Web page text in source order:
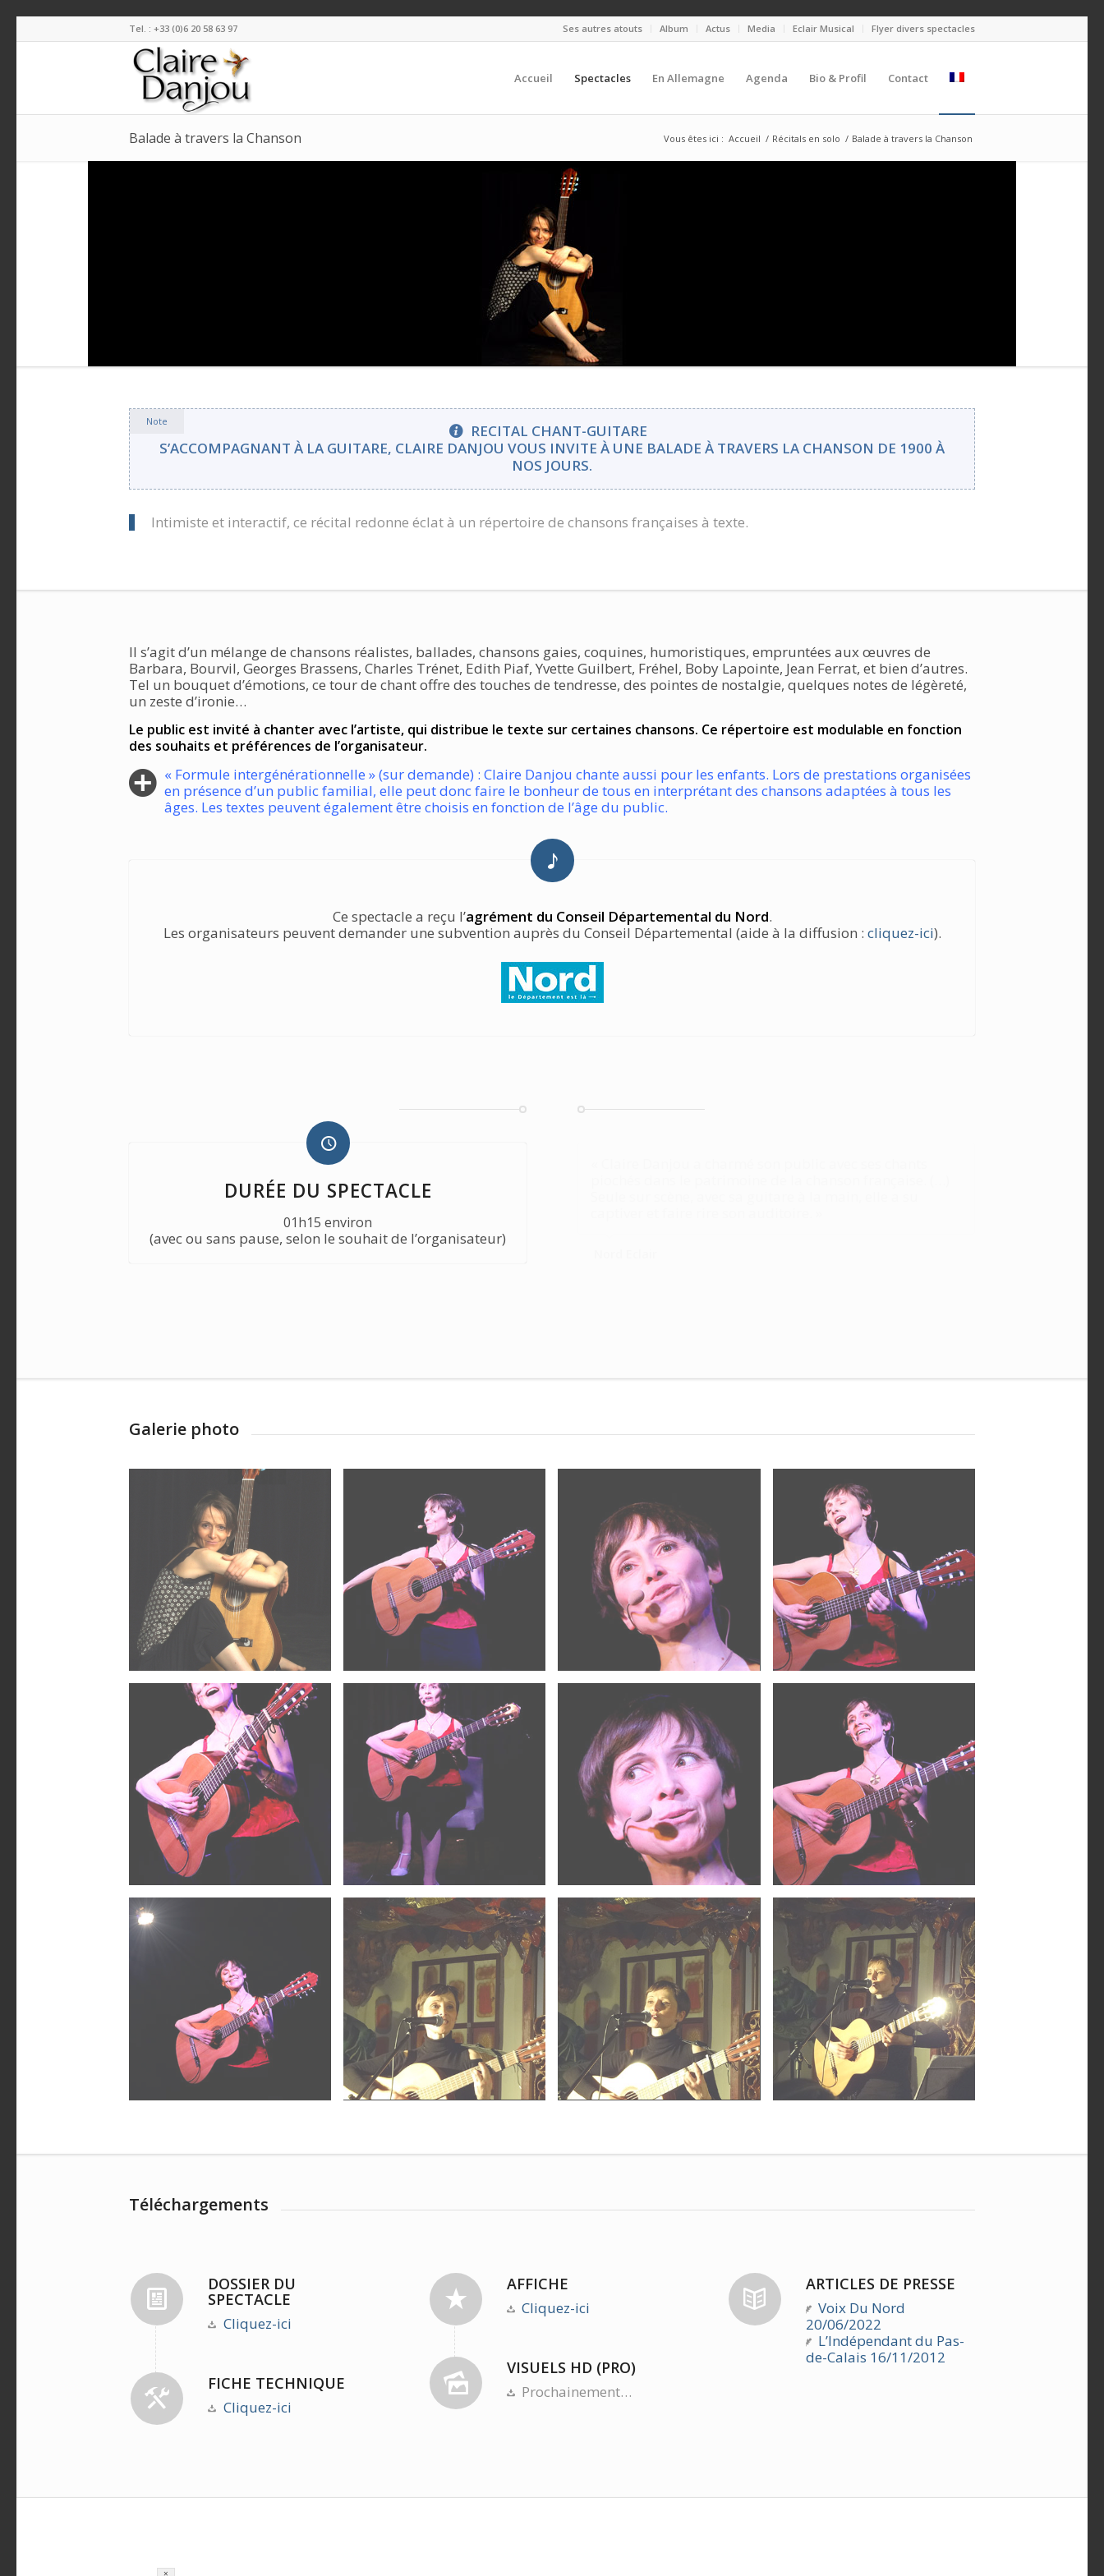
Ses autres atouts Album Actus Media Eclair Musical Flyer divers spectacles
Tel. : +33 (0)6 20 58 63 97
Accueil Spectacles En Allemagne Agenda Bio & Profil Contact
Balade à travers la Chanson Vous êtes ici : Accueil / Récitals en solo / Balade à travers la Chanson
Note
RECITAL CHANT-GUITARE
S’ACCOMPAGNANT À LA GUITARE, CLAIRE DANJOU VOUS INVITE À UNE BALADE À TRAVERS LA CHANSON DE 1900 À
NOS JOURS.
Intimiste et interactif, ce récital redonne éclat à un répertoire de chansons françaises à texte.
Il s’agit d’un mélange de chansons réalistes, ballades, chansons gaies, coquines, humoristiques, empruntées aux œuvres de
Barbara, Bourvil, Georges Brassens, Charles Trénet, Edith Piaf, Yvette Guilbert, Fréhel, Boby Lapointe, Jean Ferrat, et bien d’autres.
Tel un bouquet d’émotions, ce tour de chant offre des touches de tendresse, des pointes de nostalgie, quelques notes de légèreté,
un zeste d’ironie…
Le public est invité à chanter avec l’artiste, qui distribue le texte sur certaines chansons. Ce répertoire est modulable en fonction
des souhaits et préférences de l’organisateur.
« Formule intergénérationnelle » (sur demande) : Claire Danjou chante aussi pour les enfants. Lors de prestations organisées
en présence d’un public familial, elle peut donc faire le bonheur de tous en interprétant des chansons adaptées à tous les
âges. Les textes peuvent également être choisis en fonction de l’âge du public.
Ce spectacle a reçu l’agrément du Conseil Départemental du Nord.
Les organisateurs peuvent demander une subvention auprès du Conseil Départemental (aide à la diffusion : cliquez-ici).
DURÉE DU SPECTACLE
01h15 environ
(avec ou sans pause, selon le souhait de l’organisateur)
Galerie photo
Téléchargements
DOSSIER DU
SPECTACLE
Cliquez-ici
FICHE TECHNIQUE
Cliquez-ici
AFFICHE
Cliquez-ici
VISUELS HD (PRO)
Prochainement…
ARTICLES DE PRESSE
Voix Du Nord
20/06/2022
L’Indépendant du Pas-
de-Calais 16/11/2012
×